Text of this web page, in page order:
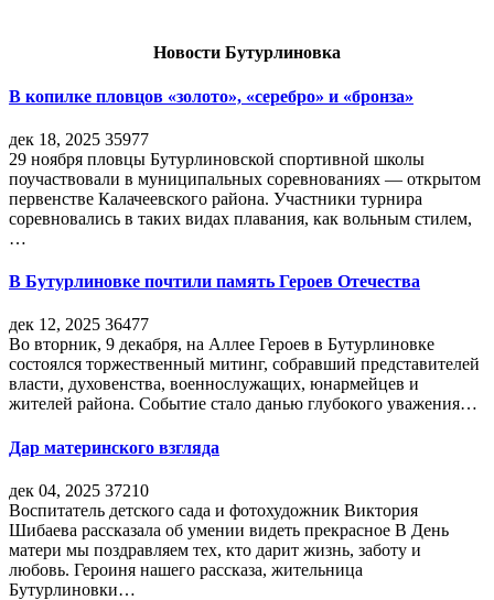
Новости Бутурлиновка
В копилке пловцов «золото», «серебро» и «бронза»
дек 18, 2025 35977
29 ноября пловцы Бутурлиновской спортивной школы
поучаствовали в муниципальных соревнованиях — открытом
первенстве Калачеевского района. Участники турнира
соревновались в таких видах плавания, как вольным стилем,
…
В Бутурлиновке почтили память Героев Отечества
дек 12, 2025 36477
Во вторник, 9 декабря, на Аллее Героев в Бутурлиновке
состоялся торжественный митинг, собравший представителей
власти, духовенства, военнослужащих, юнармейцев и
жителей района. Событие стало данью глубокого уважения…
Дар материнского взгляда
дек 04, 2025 37210
Воспитатель детского сада и фотохудожник Виктория
Шибаева рассказала об умении видеть прекрасное В День
матери мы поздравляем тех, кто дарит жизнь, заботу и
любовь. Героиня нашего рассказа, жительница
Бутурлиновки…